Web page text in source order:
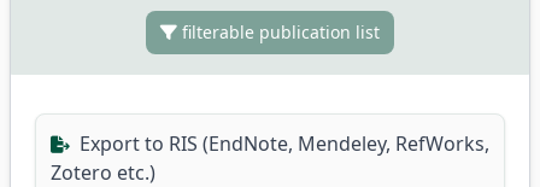
filterable publication list
Export to RIS (EndNote, Mendeley, RefWorks,
Zotero etc.)